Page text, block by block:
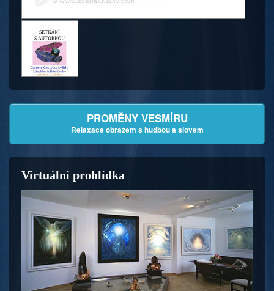
PROMĚNY VESMÍRU
Relaxace obrazem s hudbou a slovem
Virtuální prohlídka